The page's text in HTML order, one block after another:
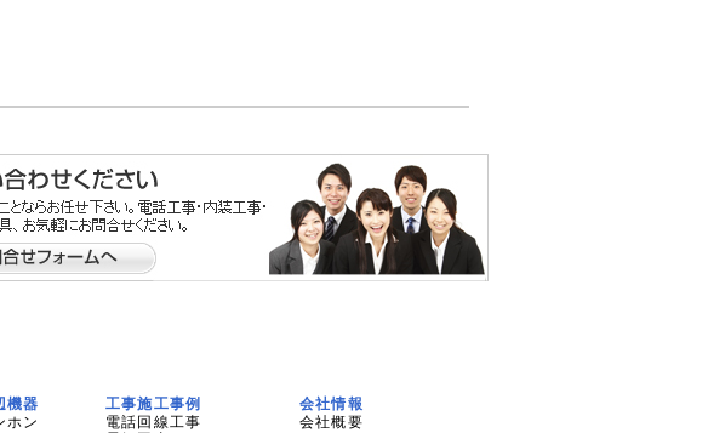
機器
ホン
工事施工事例
電話回線工事
会社情報
会社概要